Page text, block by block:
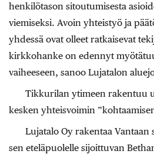
henkilötason sitoutumisesta
viemiseksi. Avoin yhteistyö ja
yhdessä ovat olleet ratkaisevat
kirkkohanke on edennyt
vaiheeseen, sanoo Lujatalon
Tikkurilan ytimeen rakentuu
kesken yhteisvoimin
Lujatalo Oy rakentaa
sen eteläpuolelle sijoittuvan